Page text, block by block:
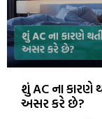
શું AC ના કારણે
અસર કરે છે?